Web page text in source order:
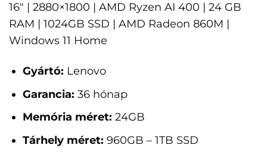
16" | 2880×1800 | AMD Ryzen AI 400 | 24 GB
RAM | 1024GB SSD | AMD Radeon 860M |
Windows 11 Home
Gyártó: Lenovo
Garancia: 36 hónap
Memória méret: 24GB
Tárhely méret: 960GB – 1TB SSD